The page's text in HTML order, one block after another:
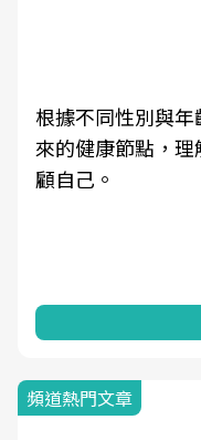
根據不同性別與
來的健康節點，
顧自己。
頻道熱門文章